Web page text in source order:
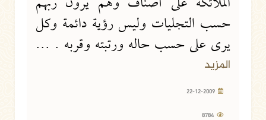
حسب التجليات وليس رؤية دائمة وكل
يرى على حسب حاله ورتبته وقربه . ...
المزيد